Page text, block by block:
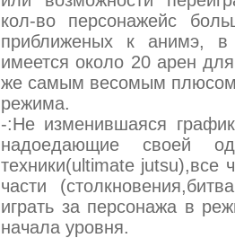
кол-во персонажейс
приближеных к анимэ, в
имеется около 20 арен
же самым весомым плюсом
режима.
-:Не изменившаяся
надоедающие своей
техники(ultimate jutsu),все
части
играть за персонажа в
начала уровня.